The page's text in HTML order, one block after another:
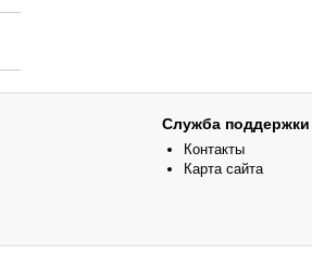
Служба поддержки
Контакты
Карта сайта